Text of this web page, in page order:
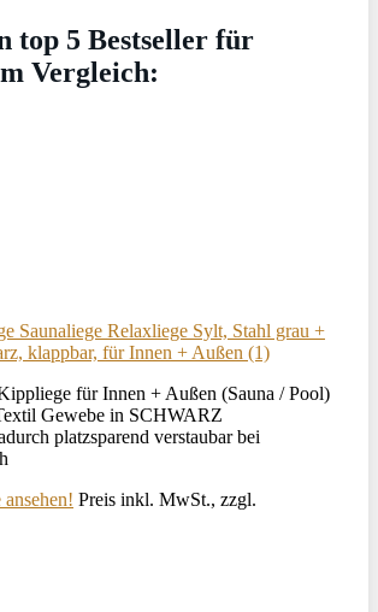
top 5 Bestseller für
Vergleich:
Saunaliege Relaxliege Sylt, Stahl grau +
klappbar, für Innen + Außen (1)
für Innen + Außen (Sauna / Pool)
Gewebe in SCHWARZ
platzsparend verstaubar bei
Preis inkl. MwSt., zzgl.